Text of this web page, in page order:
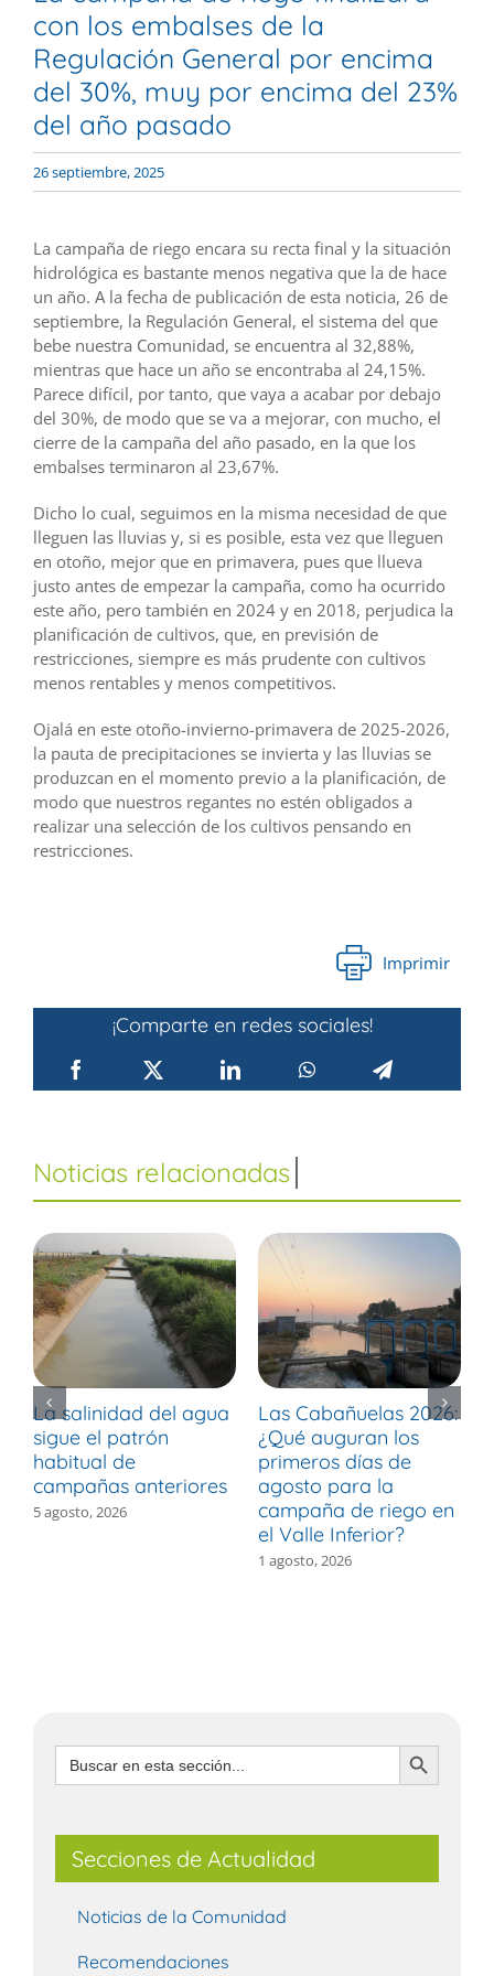
con los embalses de la
Regulación General por encima
del 30%, muy por encima del 23%
del año pasado
26 septiembre, 2025
La campaña de riego encara su recta final y la situación
hidrológica es bastante menos negativa que la de hace
un año. A la fecha de publicación de esta noticia, 26 de
septiembre, la Regulación General, el sistema del que
bebe nuestra Comunidad, se encuentra al 32,88%,
mientras que hace un año se encontraba al 24,15%.
Parece difícil, por tanto, que vaya a acabar por debajo
del 30%, de modo que se va a mejorar, con mucho, el
cierre de la campaña del año pasado, en la que los
embalses terminaron al 23,67%.
Dicho lo cual, seguimos en la misma necesidad de que
lleguen las lluvias y, si es posible, esta vez que lleguen
en otoño, mejor que en primavera, pues que llueva
justo antes de empezar la campaña, como ha ocurrido
este año, pero también en 2024 y en 2018, perjudica la
planificación de cultivos, que, en previsión de
restricciones, siempre es más prudente con cultivos
menos rentables y menos competitivos.
Ojalá en este otoño-invierno-primavera de 2025-2026,
la pauta de precipitaciones se invierta y las lluvias se
produzcan en el momento previo a la planificación, de
modo que nuestros regantes no estén obligados a
realizar una selección de los cultivos pensando en
restricciones.
Imprimir
¡Comparte en redes sociales!
La salinidad del agua
sigue el patrón
habitual de
campañas anteriores
5 agosto, 2026
Las Cabañuelas 2026:
¿Qué auguran los
primeros días de
agosto para la
campaña de riego en
el Valle Inferior?
1 agosto, 2026
Buscar: Botón de búsqueda
Secciones de Actualidad
Noticias de la Comunidad
Recomendaciones